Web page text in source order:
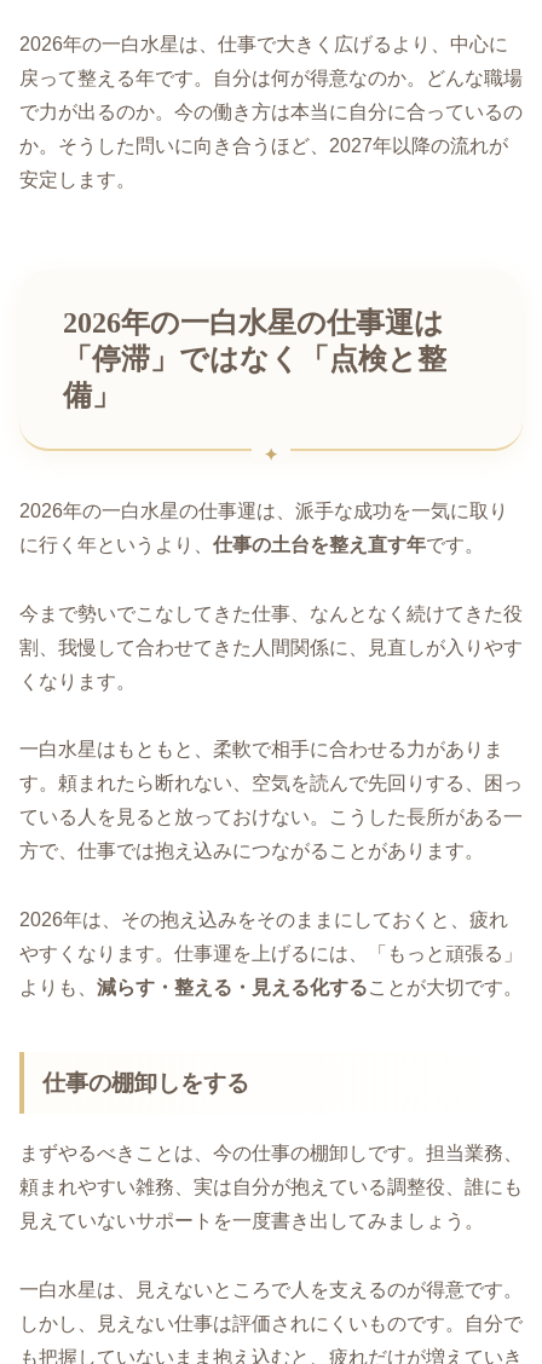
2026年の一白水星は、仕事で大きく広げるより、中心に
戻って整える年です。自分は何が得意なのか。どんな職場
で力が出るのか。今の働き方は本当に自分に合っているの
か。そうした問いに向き合うほど、2027年以降の流れが
安定します。
2026年の一白水星の仕事運は
「停滞」ではなく「点検と整
備」
2026年の一白水星の仕事運は、派手な成功を一気に取り
に行く年というより、 仕事の土台を整え直す年です。
今まで勢いでこなしてきた仕事、なんとなく続けてきた役
割、我慢して合わせてきた人間関係に、見直しが入りやす
くなります。
一白水星はもともと、柔軟で相手に合わせる力がありま
す。頼まれたら断れない、空気を読んで先回りする、困っ
ている人を見ると放っておけない。こうした長所がある一
方で、仕事では抱え込みにつながることがあります。
2026年は、その抱え込みをそのままにしておくと、疲れ
やすくなります。仕事運を上げるには、「もっと頑張る」
よりも、 減らす・整える・見える化することが大切です。
仕事の棚卸しをする
まずやるべきことは、今の仕事の棚卸しです。担当業務、
頼まれやすい雑務、実は自分が抱えている調整役、誰にも
見えていないサポートを一度書き出してみましょう。
一白水星は、見えないところで人を支えるのが得意です。
しかし、見えない仕事は評価されにくいものです。自分で
も把握していないまま抱え込むと、疲れだけが増えていき